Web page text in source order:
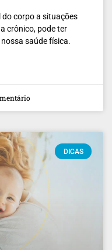
corpo a situações
crônico, pode ter
saúde física.
DICAS